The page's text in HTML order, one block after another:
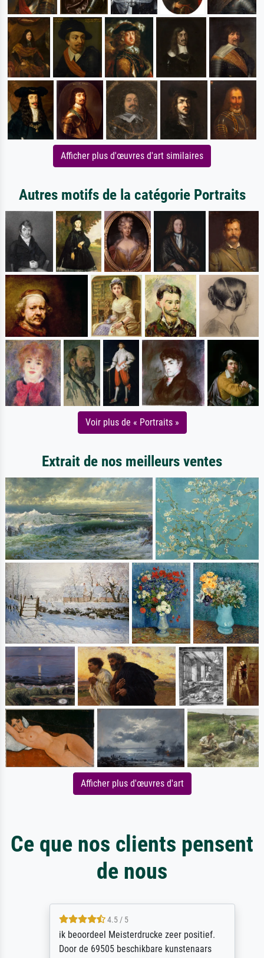
Afficher plus d'œuvres d'art similaires
Autres motifs de la catégorie Portraits
Voir plus de « Portraits »
Extrait de nos meilleurs ventes
Afficher plus d'œuvres d'art
Ce que nos clients pensent
de nous
4.5 / 5
ik beoordeel Meisterdrucke zeer positief.
Door de 69505 beschikbare kunstenaars